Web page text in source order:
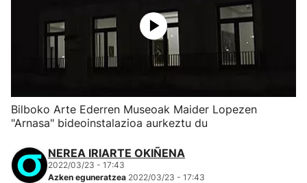
Bilboko Arte Ederren Museoak Maider Lopezen
"Arnasa" bideoinstalazioa aurkeztu du
NEREA IRIARTE OKIÑENA
2022/03/23 - 17:43
Azken eguneratzea 2022/03/23 - 17:43